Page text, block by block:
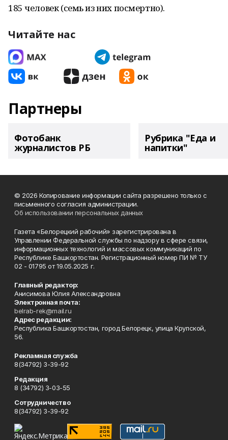
185 человек (семь из них посмертно).
Читайте нас
Партнеры
Фотобанк
журналистов РБ
Рубрика "Еда и
напитки"
© 2026 Копирование информации сайта разрешено только с
письменного согласия администрации.
Об использовании персональных данных
Газета «Белорецкий рабочий» зарегистрирована в
Управлении Федеральной службы по надзору в сфере связи,
информационных технологий и массовых коммуникаций по
Республике Башкортостан. Регистрационный номер ПИ № ТУ
02 - 01795 от 19.05.2025 г.
Главный редактор:
Анисимова Юлия Александровна
Электронная почта:
belrab-rek@mail.ru
Адрес редакции:
Республика Башкортостан, город Белорецк, улица Крупской,
56.
Рекламная служба
8(34792) 3-39-92
Редакция
8 (34792) 3-03-55
Сотрудничество
8(34792) 3-39-92